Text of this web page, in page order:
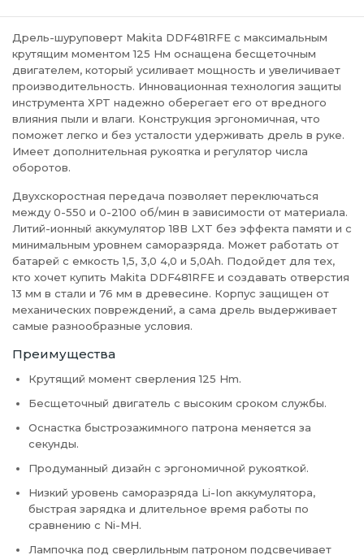
Дрель-шуруповерт Makita DDF481RFE с максимальным
крутящим моментом 125 Нм оснащена бесщеточным
двигателем, который усиливает мощность и увеличивает
производительность. Инновационная технология защиты
инструмента XPT надежно оберегает его от вредного
влияния пыли и влаги. Конструкция эргономичная, что
поможет легко и без усталости удерживать дрель в руке.
Имеет дополнительная рукоятка и регулятор числа
оборотов.
Двухскоростная передача позволяет переключаться
между 0-550 и 0-2100 об/мин в зависимости от материала.
Литий-ионный аккумулятор 18В LXT без эффекта памяти и с
минимальным уровнем саморазряда. Может работать от
батарей с емкость 1,5, 3,0 4,0 и 5,0Ah. Подойдет для тех,
кто хочет купить Makita DDF481RFE и создавать отверстия
13 мм в стали и 76 мм в древесине. Корпус защищен от
механических повреждений, а сама дрель выдерживает
самые разнообразные условия.
Преимущества
Крутящий момент сверления 125 Hm.
Бесщеточный двигатель с высоким сроком службы.
Оснастка быстрозажимного патрона меняется за
секунды.
Продуманный дизайн с эргономичной рукояткой.
Низкий уровень саморазряда Li-Ion аккумулятора,
быстрая зарядка и длительное время работы по
сравнению с Ni-MH.
Лампочка под сверлильным патроном подсвечивает